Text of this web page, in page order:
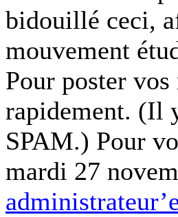
bidouillé ceci,
mouvement
Pour poster
rapidement. (Il
SPAM.) Pour
mardi 27